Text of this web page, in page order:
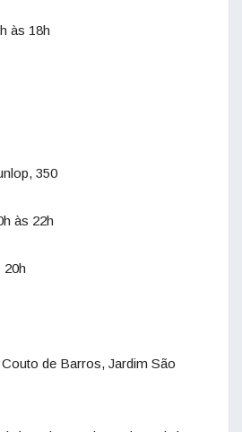
às 18h
350
às 22h
20h
de Barros, Jardim São